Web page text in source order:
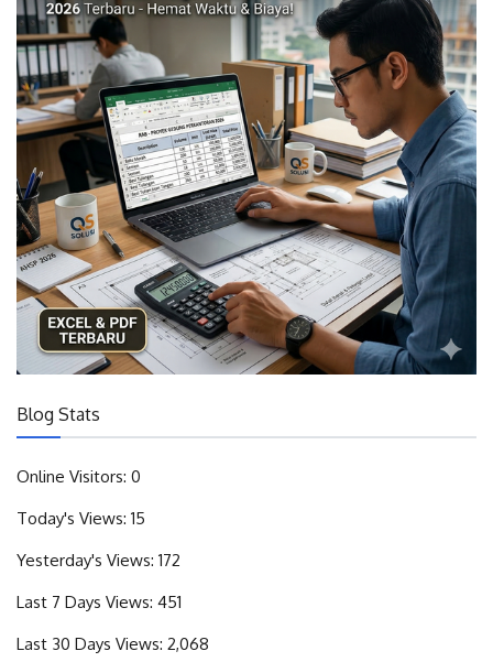
Blog Stats
Online Visitors: 0
Today's Views: 15
Yesterday's Views: 172
Last 7 Days Views: 451
Last 30 Days Views: 2,068